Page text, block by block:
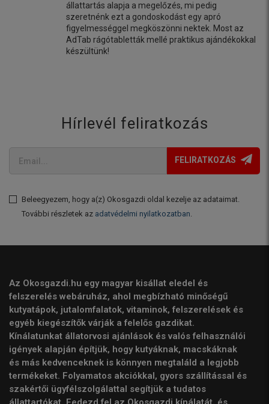
állattartás alapja a megelőzés, mi pedig
szeretnénk ezt a gondoskodást egy apró
figyelmességgel megköszönni nektek. Most az
AdTab rágótabletták mellé praktikus ajándékokkal
készültünk!
Hírlevél feliratkozás
FELIRATKOZÁS
Beleegyezem, hogy a(z) Okosgazdi oldal kezelje az adataimat.
További részletek az adatvédelmi nyilatkozatban.
Az Okosgazdi.hu egy magyar kisállat eledel és
felszerelés webáruház, ahol megbízható minőségű
kutyatápok, jutalomfalatok, vitaminok, felszerelések és
egyéb kiegészítők várják a felelős gazdikat.
Kínálatunkat állatorvosi ajánlások és valós felhasználói
igények alapján építjük, hogy kutyáknak, macskáknak
és más kedvenceknek is könnyen megtaláld a legjobb
termékeket. Folyamatos akciókkal, gyors szállítással és
szakértői ügyfélszolgálattal segítjük a tudatos